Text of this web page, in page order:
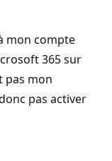
mon compte
365 sur
pas mon
pas activer